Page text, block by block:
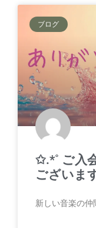
ブログ
✩.*˚ ご入
ございま
新しい音楽の仲